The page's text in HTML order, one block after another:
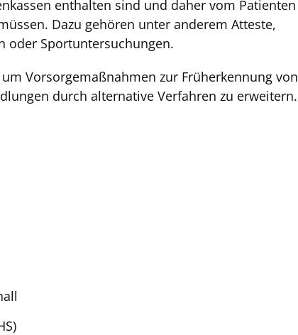
enthalten sind und daher vom Patienten
Dazu gehören unter anderem Atteste,
oder Sportuntersuchungen.
Vorsorgemaßnahmen zur Früherkennung von
durch alternative Verfahren zu erweitern.